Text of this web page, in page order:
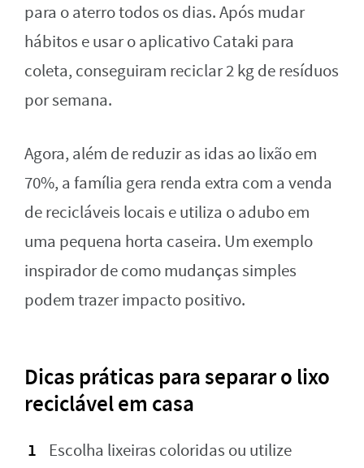
para o aterro todos os dias. Após mudar
hábitos e usar o aplicativo Cataki para
coleta, conseguiram reciclar 2 kg de resíduos
por semana.
Agora, além de reduzir as idas ao lixão em
70%, a família gera renda extra com a venda
de recicláveis locais e utiliza o adubo em
uma pequena horta caseira. Um exemplo
inspirador de como mudanças simples
podem trazer impacto positivo.
Dicas práticas para separar o lixo
reciclável em casa
Escolha lixeiras coloridas ou utilize